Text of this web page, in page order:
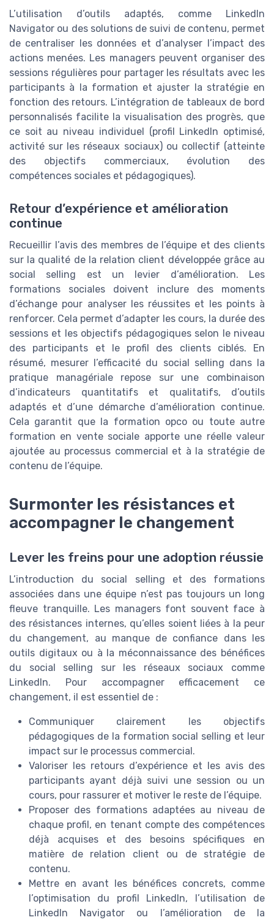
L’utilisation d’outils adaptés, comme LinkedIn
Navigator ou des solutions de suivi de contenu, permet
de centraliser les données et d’analyser l’impact des
actions menées. Les managers peuvent organiser des
sessions régulières pour partager les résultats avec les
participants à la formation et ajuster la stratégie en
fonction des retours. L’intégration de tableaux de bord
personnalisés facilite la visualisation des progrès, que
ce soit au niveau individuel (profil LinkedIn optimisé,
activité sur les réseaux sociaux) ou collectif (atteinte
des objectifs commerciaux, évolution des
compétences sociales et pédagogiques).
Retour d’expérience et amélioration
continue
Recueillir l’avis des membres de l’équipe et des clients
sur la qualité de la relation client développée grâce au
social selling est un levier d’amélioration. Les
formations sociales doivent inclure des moments
d’échange pour analyser les réussites et les points à
renforcer. Cela permet d’adapter les cours, la durée des
sessions et les objectifs pédagogiques selon le niveau
des participants et le profil des clients ciblés. En
résumé, mesurer l’efficacité du social selling dans la
pratique managériale repose sur une combinaison
d’indicateurs quantitatifs et qualitatifs, d’outils
adaptés et d’une démarche d’amélioration continue.
Cela garantit que la formation opco ou toute autre
formation en vente sociale apporte une réelle valeur
ajoutée au processus commercial et à la stratégie de
contenu de l’équipe.
Surmonter les résistances et
accompagner le changement
Lever les freins pour une adoption réussie
L’introduction du social selling et des formations
associées dans une équipe n’est pas toujours un long
fleuve tranquille. Les managers font souvent face à
des résistances internes, qu’elles soient liées à la peur
du changement, au manque de confiance dans les
outils digitaux ou à la méconnaissance des bénéfices
du social selling sur les réseaux sociaux comme
LinkedIn. Pour accompagner efficacement ce
changement, il est essentiel de :
Communiquer clairement les objectifs
pédagogiques de la formation social selling et leur
impact sur le processus commercial.
Valoriser les retours d’expérience et les avis des
participants ayant déjà suivi une session ou un
cours, pour rassurer et motiver le reste de l’équipe.
Proposer des formations adaptées au niveau de
chaque profil, en tenant compte des compétences
déjà acquises et des besoins spécifiques en
matière de relation client ou de stratégie de
contenu.
Mettre en avant les bénéfices concrets, comme
l’optimisation du profil LinkedIn, l’utilisation de
LinkedIn Navigator ou l’amélioration de la